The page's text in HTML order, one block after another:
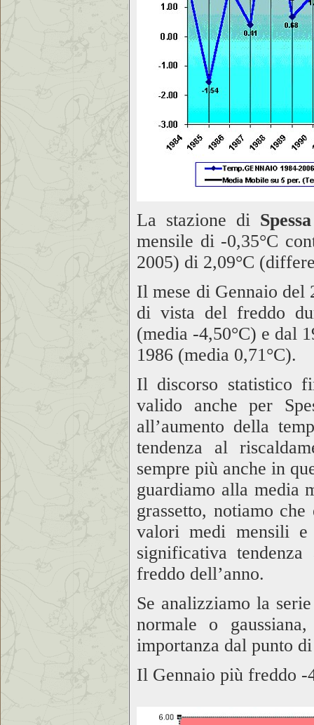
La stazione di
mensile di -0,35°C
2005) di 2,09°C
Il mese di Gennaio del
di vista del freddo
(media -4,50°C) e dal
1986 (media 0,71°C).
Il discorso statistico
valido anche per
all’aumento della
tendenza al
sempre più anche in
guardiamo alla media
grassetto, notiamo
valori medi mensili e
significativa
freddo dell’anno.
Se analizziamo la
normale o
importanza dal punto
Il Gennaio più freddo -